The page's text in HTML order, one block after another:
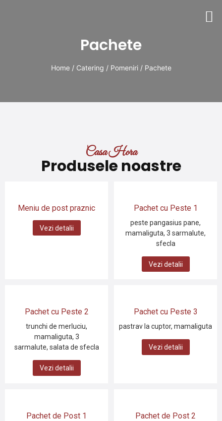
Pachete
Home/ Catering / Pomeniri/ Pachete
Casa Hora
Produsele noastre
Meniu de post praznic
Vezi detalii
Pachet cu Peste 1
peste pangasius pane,
mamaliguta, 3 sarmalute,
sfecla
Vezi detalii
Pachet cu Peste 2
trunchi de merluciu,
mamaliguta, 3
sarmalute, salata de sfecla
Vezi detalii
Pachet cu Peste 3
pastrav la cuptor, mamaliguta
Vezi detalii
Pachet de Post 1 Pachet de Post 2